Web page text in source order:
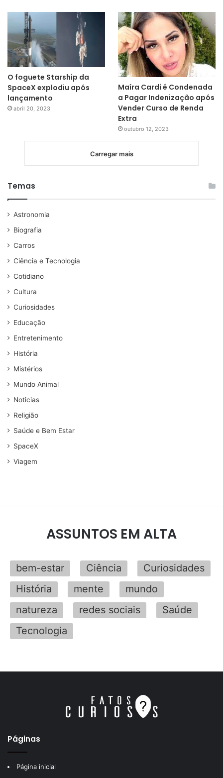
O foguete Starship da
SpaceX explodiu após
lançamento
abril 20, 2023
Maíra Cardi é Condenada
a Pagar Indenização após
Vender Curso de Renda
Extra
outubro 12, 2023
Carregar mais
Temas
Astronomia
Biografia
Carros
Ciência e Tecnologia
Cotidiano
Cultura
Curiosidades
Educação
Entretenimento
História
Mistérios
Mundo Animal
Noticias
Religião
Saúde e Bem Estar
SpaceX
Viagem
ASSUNTOS EM ALTA
bem-estar Ciência
Curiosidades
História
mente
mundo
natureza
redes sociais
Saúde
Tecnologia
Páginas
Página inicial